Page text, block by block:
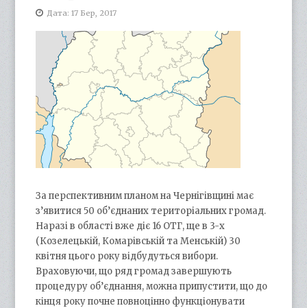
Дата: 17 Бер, 2017
За перспективним планом на Чернігівщині має
з’явитися 50 об’єднаних територіальних громад.
Наразі в області вже діє 16 ОТГ, ще в 3-х
(Козелецькій, Комарівській та Менській) 30
квітня цього року відбудуться вибори.
Враховуючи, що ряд громад завершують
процедуру об’єднання, можна припустити, що до
кінця року почне повноцінно функціонувати